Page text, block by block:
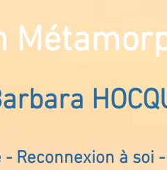
Reconnexion à soi